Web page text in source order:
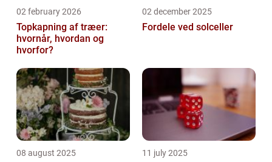
02 february 2026
Topkapning af træer:
hvornår, hvordan og
hvorfor?
02 december 2025
Fordele ved solceller
08 august 2025 11 july 2025